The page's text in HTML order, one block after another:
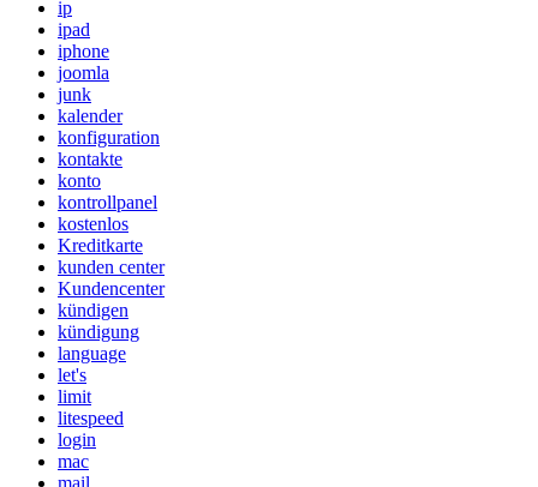
ip
ipad
iphone
joomla
junk
kalender
konfiguration
kontakte
konto
kontrollpanel
kostenlos
Kreditkarte
kunden center
Kundencenter
kündigen
kündigung
language
let's
limit
litespeed
login
mac
mail